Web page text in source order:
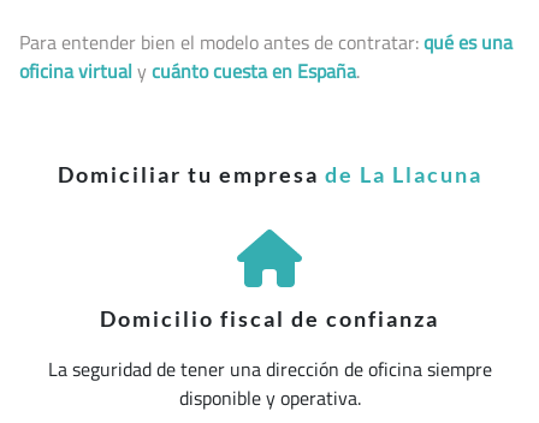
Para entender bien el modelo antes de contratar:qué es una
oficina virtual ycuánto cuesta en España.
Domiciliar tu empresa de La Llacuna
Domicilio fiscal de confianza
La seguridad de tener una dirección de oficina siempre
disponible y operativa.